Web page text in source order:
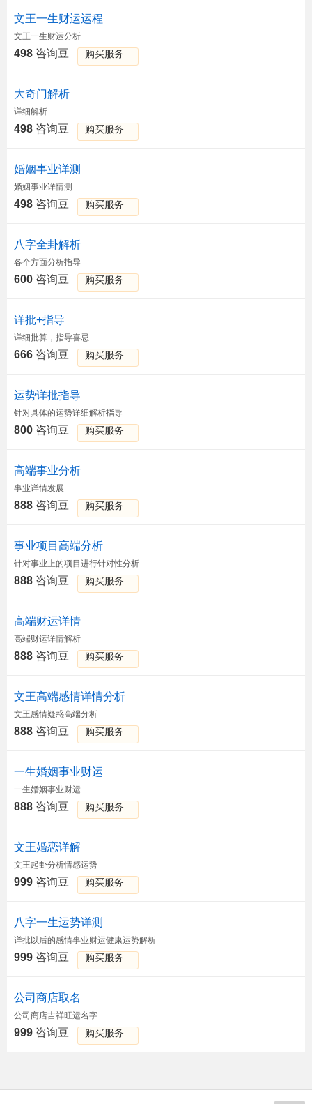
文王一生财运运程
文王一生财运分析
498 咨询豆 购买服务
大奇门解析
详细解析
498 咨询豆 购买服务
婚姻事业详测
婚姻事业详情测
498 咨询豆 购买服务
八字全卦解析
各个方面分析指导
600 咨询豆 购买服务
详批+指导
详细批算，指导喜忌
666 咨询豆 购买服务
运势详批指导
针对具体的运势详细解析指导
800 咨询豆 购买服务
高端事业分析
事业详情发展
888 咨询豆 购买服务
事业项目高端分析
针对事业上的项目进行针对性分析
888 咨询豆 购买服务
高端财运详情
高端财运详情解析
888 咨询豆 购买服务
文王高端感情详情分析
文王感情疑惑高端分析
888 咨询豆 购买服务
一生婚姻事业财运
一生婚姻事业财运
888 咨询豆 购买服务
文王婚恋详解
文王起卦分析情感运势
999 咨询豆 购买服务
八字一生运势详测
详批以后的感情事业财运健康运势解析
999 咨询豆 购买服务
公司商店取名
公司商店吉祥旺运名字
999 咨询豆 购买服务